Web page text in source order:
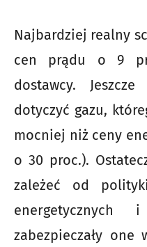
Najbardziej realny
cen prądu o 9
dostawcy.
dotyczyć gazu,
mocniej niż ceny
o 30 proc.).
zależeć od
zabezpieczały one